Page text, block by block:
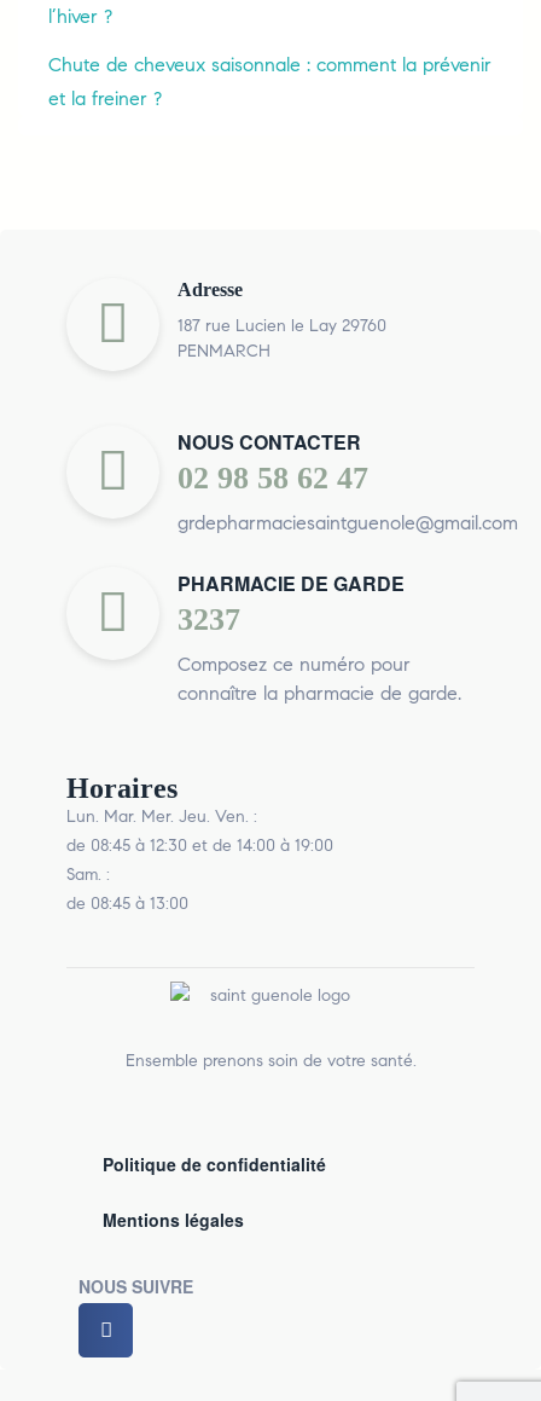
l’hiver ?
Chute de cheveux saisonnale : comment la prévenir
et la freiner ?
Adresse
187 rue Lucien le Lay 29760
PENMARCH
NOUS CONTACTER
02 98 58 62 47
grdepharmaciesaintguenole@gmail.com
PHARMACIE DE GARDE
3237
Composez ce numéro pour
connaître la pharmacie de garde.
Horaires
Lun. Mar. Mer. Jeu. Ven. :
de 08:45 à 12:30 et de 14:00 à 19:00
Sam. :
de 08:45 à 13:00
Ensemble prenons soin de votre santé.
Politique de confidentialité
Mentions légales
NOUS SUIVRE